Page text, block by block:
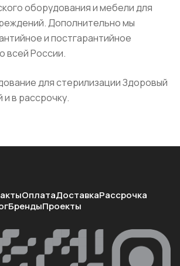
оборудования и мебели для
Дополнительно мы
и постгарантийное
всей России.
для стерилизации Здоровый
в рассрочку.
ОплатаДоставкаРассрочка
БрендыПроекты